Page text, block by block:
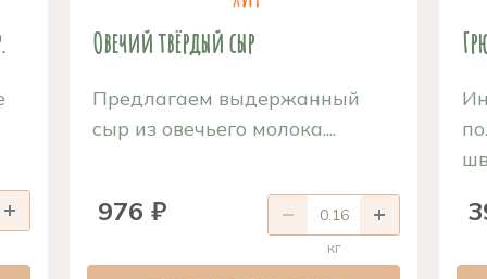
Овечий твёрдый сыр
Предлагаем выдержанный
сыр из овечьего молока....
976 ₽
кг